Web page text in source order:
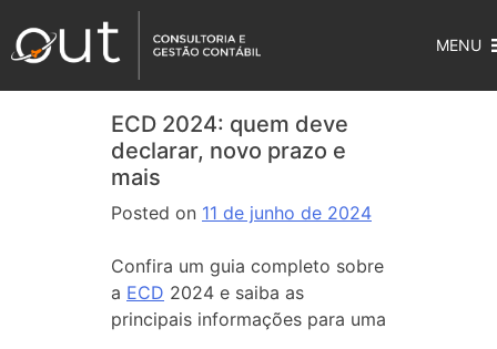
MENU
ECD 2024: quem deve
declarar, novo prazo e
mais
Posted on 11 de junho de 2024
Confira um guia completo sobre
a ECD 2024 e saiba as
principais informações para uma